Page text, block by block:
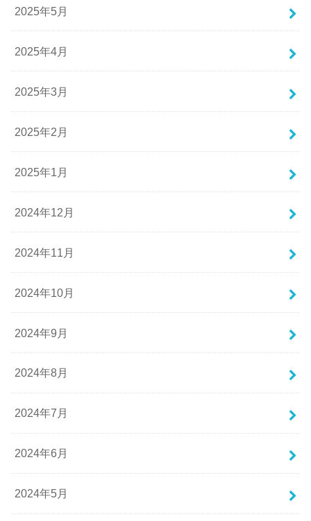
2025年5月
2025年4月
2025年3月
2025年2月
2025年1月
2024年12月
2024年11月
2024年10月
2024年9月
2024年8月
2024年7月
2024年6月
2024年5月